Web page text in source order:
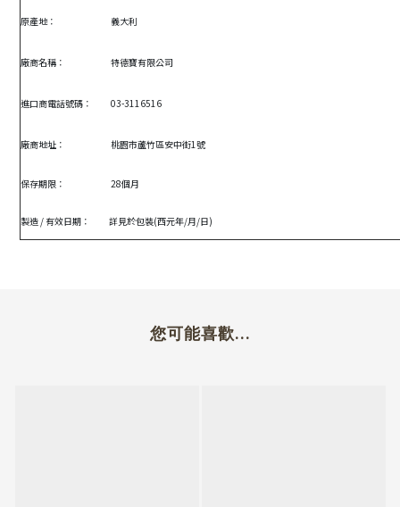
原產地： 義大利
廠商名稱： 特德寶有限公司
進口商電話號碼： 03-3116516
廠商地址： 桃園市蘆竹區安中街1號
保存期限： 28個月
製造 / 有效日期： 詳見於包裝(西元年/月/日)
您可能喜歡...